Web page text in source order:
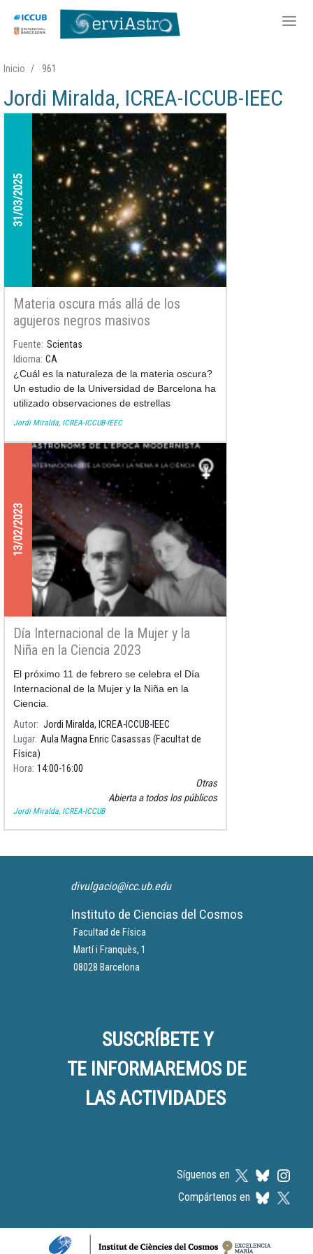
contenido
principal
Inicio 961
Jordi Miralda, ICREA-ICCUB-IEEC
31/03/2025
Materia oscura más allá de los
agujeros negros masivos
Fuente Scientas
Idioma CA
¿Cuál es la naturaleza de la materia oscura?
Un estudio de la Universidad de Barcelona ha
utilizado observaciones de estrellas
magnificadas por el efecto de lente
Jordi Miralda, ICREA-ICCUB-IEEC
13/02/2023
Día Internacional de la Mujer y la
Niña en la Ciencia 2023
El próximo 11 de febrero se celebra el Día
Internacional de la Mujer y la Niña en la
Ciencia.
Autor Jordi Miralda, ICREA-ICCUB-IEEC
Lugar Aula Magna Enric Casassas (Facultat de
Física)
Hora 14:00 16:00
Otras
Abierta a todos los públicos
Jordi Miralda, ICREA-ICCUB
divulgacio@icc.ub.edu
Instituto de Ciencias del Cosmos
Facultad de Física
Martí i Franquès, 1
08028 Barcelona
SUSCRÍBETE Y
TE INFORMAREMOS DE
LAS ACTIVIDADES
Síguenos en
Compártenos en
Logos footer